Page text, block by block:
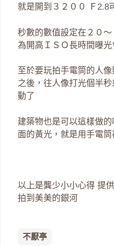
就是開到３２００ Ｆ2.8
秒數的數值設定在２０
為開高ＩＳＯ長時間曝
至於要玩拍手電筒的人
之後，往人像打光個半
動了
建築物也是可以這樣做
面的黃光，就是用手電筒
以上是龔少小小心得 提
拍到美美的銀河
不厭亭